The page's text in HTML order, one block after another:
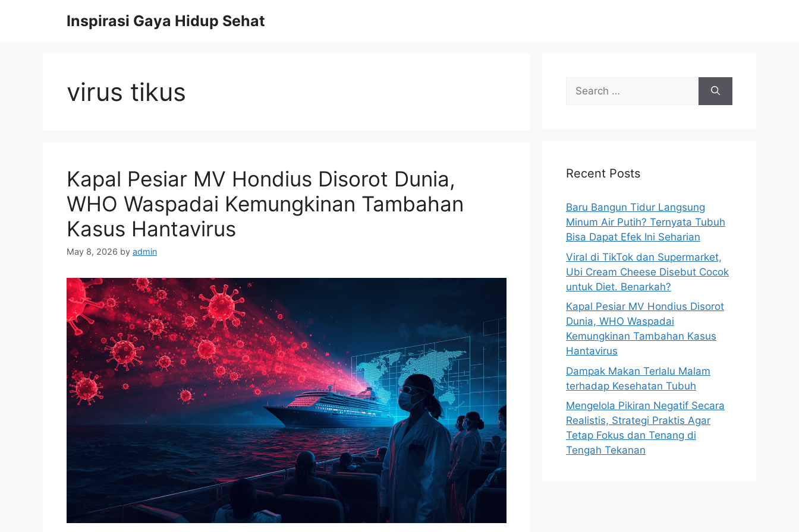
Inspirasi Gaya Hidup Sehat
virus tikus
Kapal Pesiar MV Hondius Disorot Dunia,
WHO Waspadai Kemungkinan Tambahan
Kasus Hantavirus
May 8, 2026 by admin
f
r
:
Recent Posts
Baru Bangun Tidur Langsung
Minum Air Putih? Ternyata Tubuh
Bisa Dapat Efek Ini Seharian
Viral di TikTok dan Supermarket,
Ubi Cream Cheese Disebut Cocok
untuk Diet. Benarkah?
Kapal Pesiar MV Hondius Disorot
Dunia, WHO Waspadai
Kemungkinan Tambahan Kasus
Hantavirus
Dampak Makan Terlalu Malam
terhadap Kesehatan Tubuh
Mengelola Pikiran Negatif Secara
Realistis, Strategi Praktis Agar
Tetap Fokus dan Tenang di
Tengah Tekanan